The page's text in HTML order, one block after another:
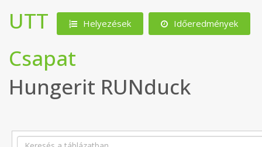
Helyezések Időeredmények
UTT
Csapat
Hungerit RUNduck
Search